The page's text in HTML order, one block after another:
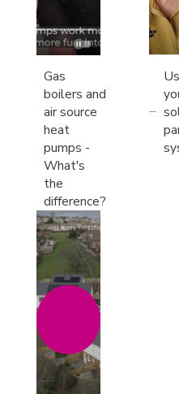
Gas
boilers and
air source
heat
pumps -
What's
the
difference?